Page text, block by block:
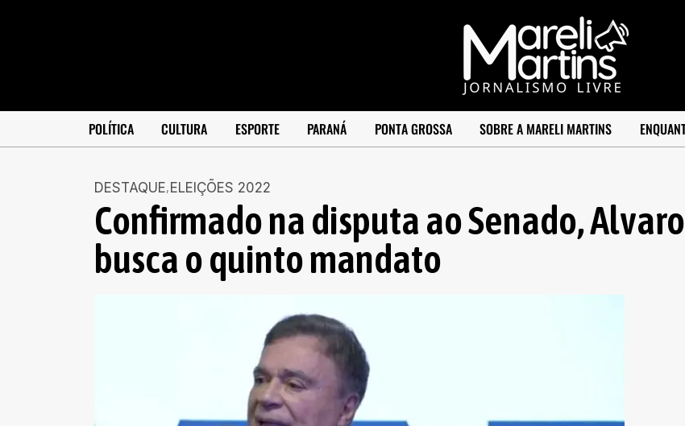
POLÍTICA CULTURA ESPORTE PARANÁ PONTA GROSSA SOBRE A MARELI MARTINS
DESTAQUE ELEIÇÕES 2022
Confirmado na disputa ao Senado,
busca o quinto mandato